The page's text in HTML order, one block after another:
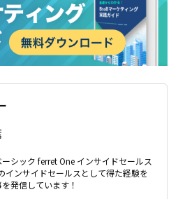
シック ferret One インサイドセールス
インサイドセールスとして得た経験を
発信しています！